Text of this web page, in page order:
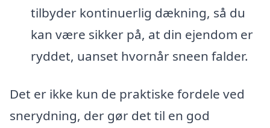
tilbyder kontinuerlig dækning, så du
kan være sikker på, at din ejendom er
ryddet, uanset hvornår sneen falder.
Det er ikke kun de praktiske fordele ved
snerydning, der gør det til en god